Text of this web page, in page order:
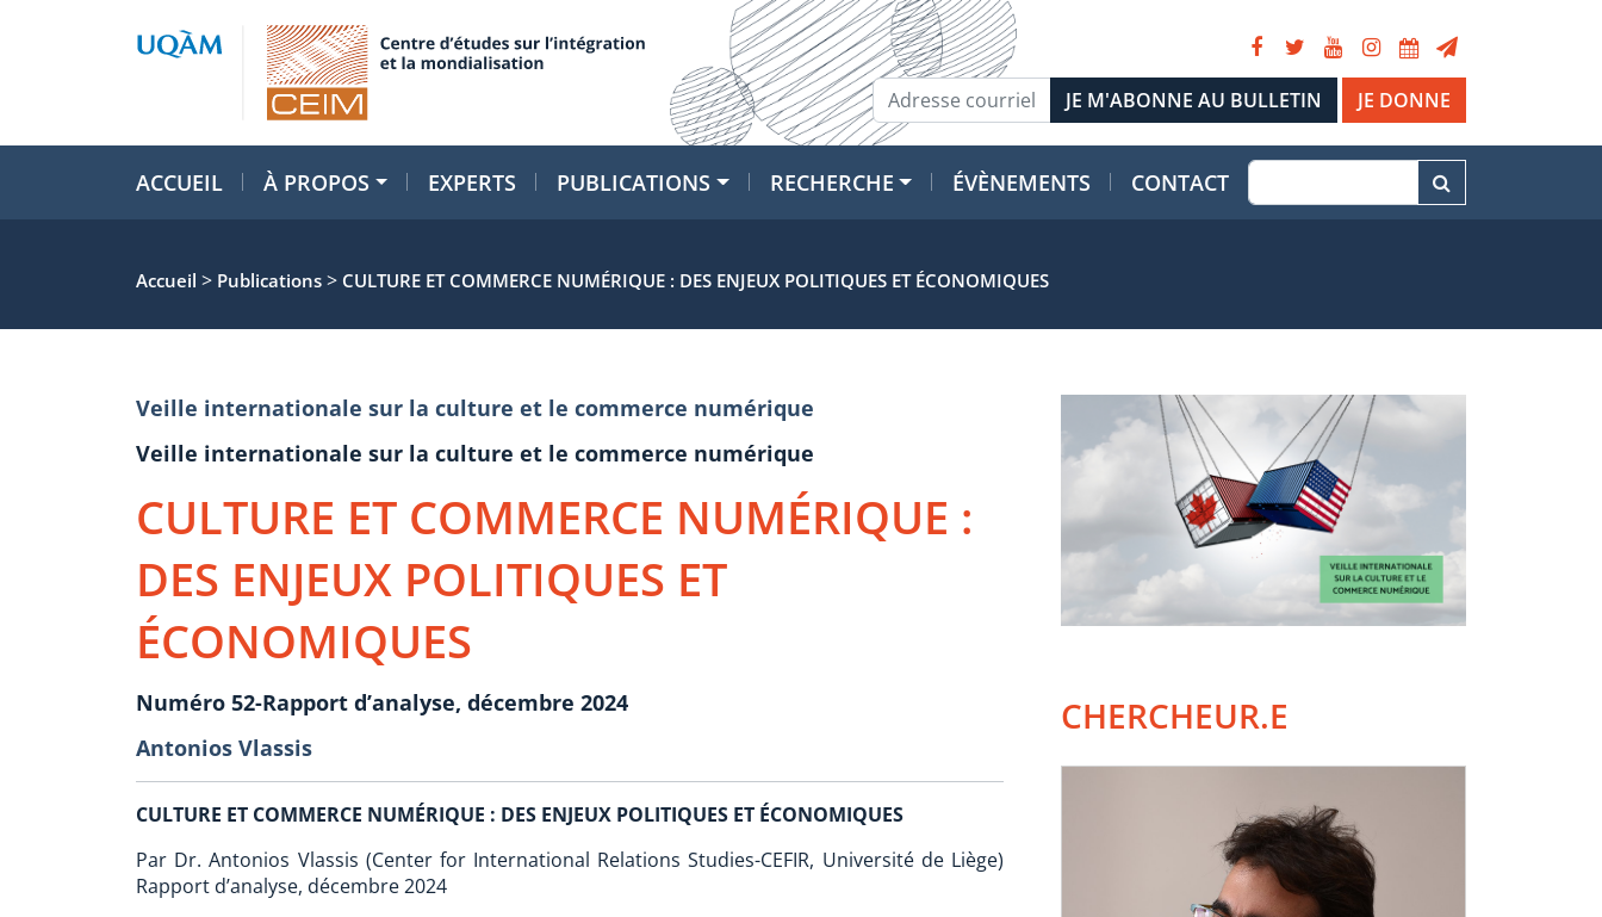
JE DONNE
ACCUEIL À PROPOS EXPERTS PUBLICATIONS RECHERCHE ÉVÈNEMENTS CONTACT
Accueil > Publications > CULTURE ET COMMERCE NUMÉRIQUE : DES ENJEUX POLITIQUES ET ÉCONOMIQUES
Veille internationale sur la culture et le commerce numérique
Veille internationale sur la culture et le commerce numérique
CULTURE ET COMMERCE NUMÉRIQUE :
DES ENJEUX POLITIQUES ET
ÉCONOMIQUES
Numéro 52-Rapport d’analyse, décembre 2024
Antonios Vlassis
CULTURE ET COMMERCE NUMÉRIQUE : DES ENJEUX POLITIQUES ET ÉCONOMIQUES
Par Dr. Antonios Vlassis (Center for International Relations Studies-CEFIR, Université de Liège)
Rapport d’analyse, décembre 2024
CHERCHEUR.E